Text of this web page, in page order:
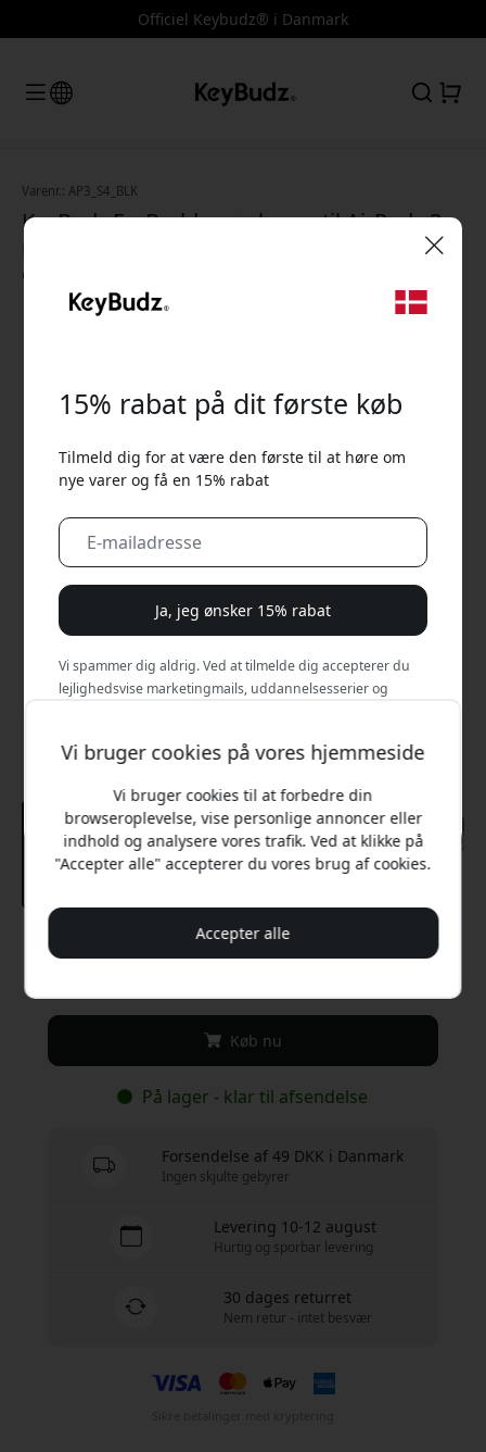
Officiel Keybudz® i Danmark
Varenr.: AP3_S4_BLK
KeyBudz EarBuddyz ørekroge til AirPods 3
opbevaringspose - Sort
Anbefalet pris
Køb nu
På lager - klar til afsendelse
Forsendelse af 49 DKK i Danmark
Ingen skjulte gebyrer
Levering 10-12 august
Hurtig og sporbar levering
30 dages returret
Nem retur - intet besvær
Vi bruger cookies på vores hjemmeside
Vi bruger cookies til at forbedre din
browseroplevelse, vise personlige annoncer eller
indhold og analysere vores trafik. Ved at klikke på
"Accepter alle" accepterer du vores brug af cookies.
Accepter alle
15% rabat på dit første køb
Tilmeld dig for at være den første til at høre om
nye varer og få en 15% rabat
Ja, jeg ønsker 15% rabat
Vi spammer dig aldrig. Ved at tilmelde dig accepterer du
lejlighedsvise marketingmails, uddannelsesserier og
Nej, jeg vil hellere betale fuld pris.
Brug denne kode ved kassen for at få 15% rabat.